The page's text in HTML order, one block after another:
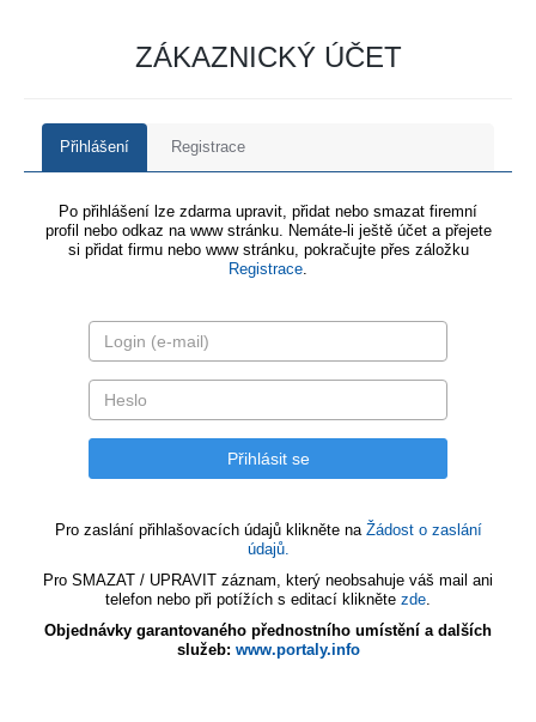
ZÁKAZNICKÝ ÚČET
Přihlášení Registrace
Po přihlášení lze zdarma upravit, přidat nebo smazat firemní
profil nebo odkaz na www stránku. Nemáte-li ještě účet a přejete
si přidat firmu nebo www stránku, pokračujte přes záložku
Registrace.
Pro zaslání přihlašovacích údajů klikněte na Žádost o zaslání
údajů.
Pro SMAZAT / UPRAVIT záznam, který neobsahuje váš mail ani
telefon nebo při potížích s editací klikněte zde.
Objednávky garantovaného přednostního umístění a dalších
služeb: www.portaly.info